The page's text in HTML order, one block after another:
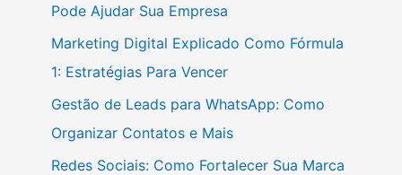
Pode Ajudar Sua Empresa
Marketing Digital Explicado Como Fórmula
1: Estratégias Para Vencer
Gestão de Leads para WhatsApp: Como
Organizar Contatos e Mais
Redes Sociais: Como Fortalecer Sua Marca